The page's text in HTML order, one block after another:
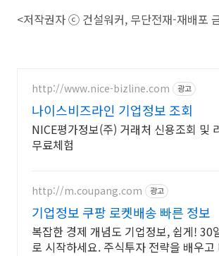
<저작권자 ⓒ 건설워커, 무단전재-재배포
http://www.nice-bizline.com 광고
나이스비즈라인 기업정보 조회
NICE평가정보(주) 거래처 신용조회 및
무료체험
http://m.coupang.com 광고
기업정보 쿠팡 로켓배송 빠른 정보
복잡한 경제 개념도 기업정보, 쉽게! 30
로 시작하세요. 주식투자 전략을 배우